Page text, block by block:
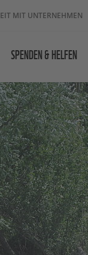
MIT UNTERNEHMEN
SPENDEN & HELFEN